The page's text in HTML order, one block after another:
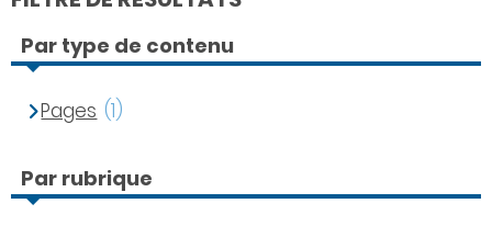
Par type de contenu
Pages (1)
Par rubrique